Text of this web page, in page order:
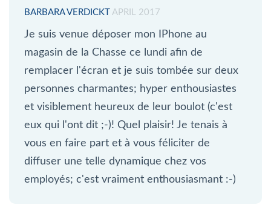
BARBARA VERDICKT APRIL 2017
Je suis venue déposer mon IPhone au
magasin de la Chasse ce lundi afin de
remplacer l'écran et je suis tombée sur deux
personnes charmantes; hyper enthousiastes
et visiblement heureux de leur boulot (c'est
eux qui l'ont dit ;-)! Quel plaisir! Je tenais à
vous en faire part et à vous féliciter de
diffuser une telle dynamique chez vos
employés; c'est vraiment enthousiasmant :-)